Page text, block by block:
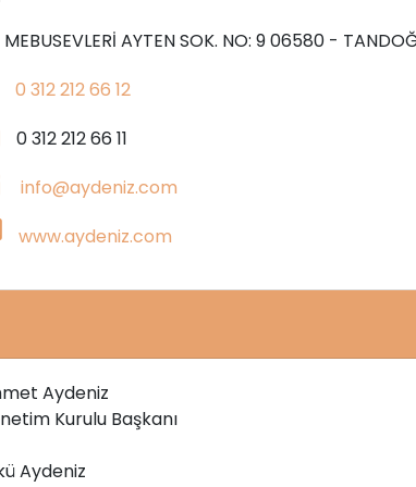
MEBUSEVLERİ AYTEN SOK. NO: 9 06580 -
0 312 212 66 12
0 312 212 66 11
info@aydeniz.com
www.aydeniz.com
Aydeniz
Kurulu Başkanı
Aydeniz